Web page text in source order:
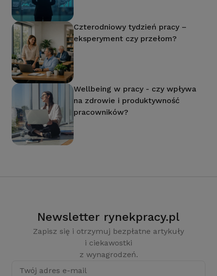
Czterodniowy tydzień pracy –
eksperyment czy przełom?
Wellbeing w pracy - czy wpływa
na zdrowie i produktywność
pracowników?
Newsletter rynekpracy.pl
Zapisz się i otrzymuj bezpłatne artykuły
i ciekawostki
z wynagrodzeń.
Twój adres e-mail